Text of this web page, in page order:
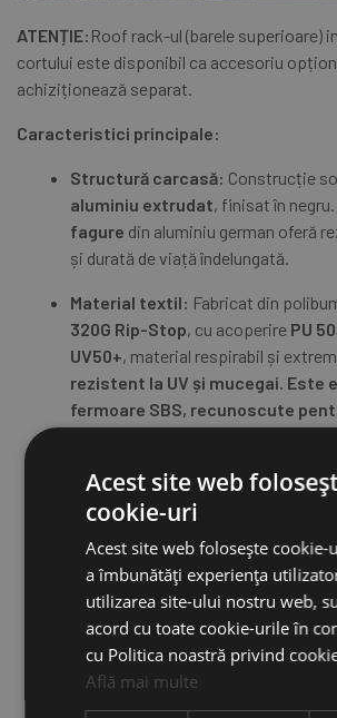
ATENȚIE: Roof rack-ul (barele superioare)
cortului este disponibil ca accesoriu
achiziționează separat.
Caracteristici principale:
Structură carcasă: Construcție
aluminiu extrudat, finisat în negru.
fagure din aluminiu german oferă
și durată de viață îndelungată.
Material textil: Fabricat din
320G Rip-Stop, cu acoperire PU
UV50+, material respirabil și
rezistent la UV și mucegai. Este
fermoare SBS, recunoscute
Prelată (Rainfly):Realizată din
Stop, rezistentă la uzură și condiții
Mecanism de deschidere:
STABILUS GERMANYpermit
ușoară a cortului, instalare se face
Saltea:Include o saltea
densitate mare de
Acest site web
cookie-uri
Acest site web folosește
a îmbunătăți experiența
utilizarea site-ului nostru web,
acord cu toate cookie-urile în
cu Politica noastră privind
Află mai multe